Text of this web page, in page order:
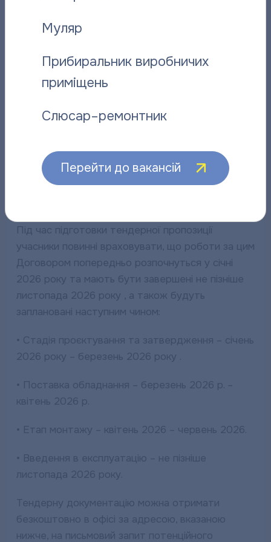
результатів торгівлі (тендеру), що проводиться
Учасником тендеру може бути фізична особа,
приватна організація, державна організація або
будь-яка комбінація таких організацій у формі
спільного підприємства, консорціуму або
Покупець залишає за собою право скасувати всі
тендерні пропозиції у разі несхвалення
Під час підготовки тендерної пропозиції
учасники повинні враховувати, що роботи за цим
Договором попередньо розпочнуться у січні
2026 року та мають бути завершені не пізніше
листопада 2026 року , а також будуть
заплановані наступним чином:
• Стадія проєктування та затвердження – січень
2026 року – березень 2026 року .
• Поставка обладнання – березень 2026 р. –
квітень 2026 р.
• Етап монтажу – квітень 2026 – червень 2026.
• Введення в експлуатацію – не пізніше
листопада 2026 року.
Тендерну документацію можна отримати
безкоштовно в офісі за адресою, вказаною
нижче, на письмовий запит потенційного
Муляр
Прибиральник виробничих
приміщень
Слюсар–ремонтник
Перейти до вакансій